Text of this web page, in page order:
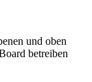
und oben
betreiben